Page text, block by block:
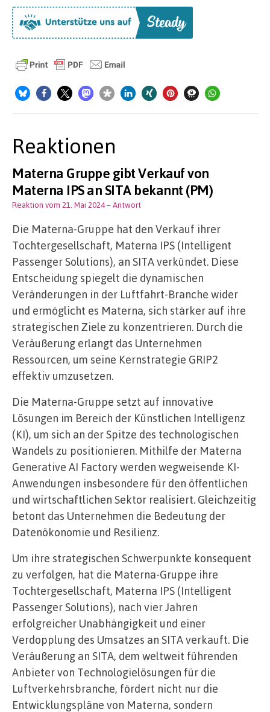
Reaktionen
Materna Gruppe gibt Verkauf von
Materna IPS an SITA bekannt (PM)
Reaktion vom 21. Mai 2024– Antwort
Die Materna-Gruppe hat den Verkauf ihrer
Tochtergesellschaft, Materna IPS (Intelligent
Passenger Solutions), an SITA verkündet. Diese
Entscheidung spiegelt die dynamischen
Veränderungen in der Luftfahrt-Branche wider
und ermöglicht es Materna, sich stärker auf ihre
strategischen Ziele zu konzentrieren. Durch die
Veräußerung erlangt das Unternehmen
Ressourcen, um seine Kernstrategie GRIP2
effektiv umzusetzen.
Die Materna-Gruppe setzt auf innovative
Lösungen im Bereich der Künstlichen Intelligenz
(KI), um sich an der Spitze des technologischen
Wandels zu positionieren. Mithilfe der Materna
Generative AI Factory werden wegweisende KI-
Anwendungen insbesondere für den öffentlichen
und wirtschaftlichen Sektor realisiert. Gleichzeitig
betont das Unternehmen die Bedeutung der
Datenökonomie und Resilienz.
Um ihre strategischen Schwerpunkte konsequent
zu verfolgen, hat die Materna-Gruppe ihre
Tochtergesellschaft, Materna IPS (Intelligent
Passenger Solutions), nach vier Jahren
erfolgreicher Unabhängigkeit und einer
Verdopplung des Umsatzes an SITA verkauft. Die
Veräußerung an SITA, dem weltweit führenden
Anbieter von Technologielösungen für die
Luftverkehrsbranche, fördert nicht nur die
Entwicklungspläne von Materna, sondern